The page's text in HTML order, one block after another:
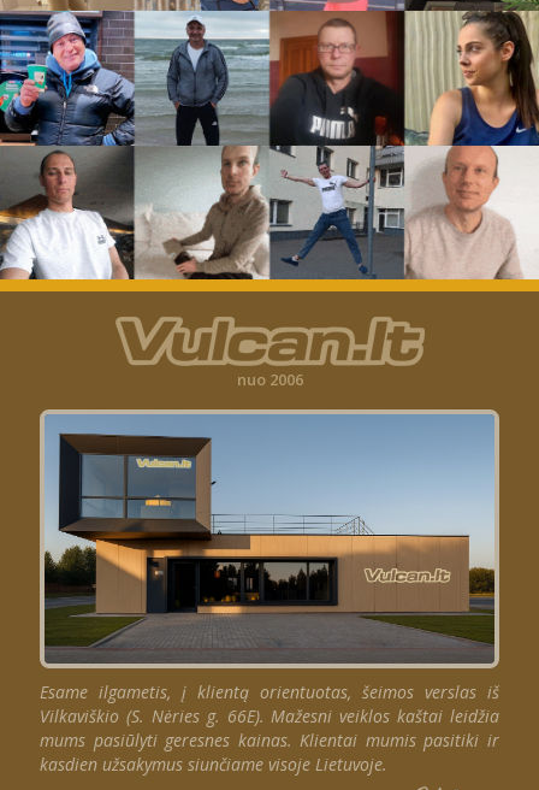
nuo 2006
Esame ilgametis, į klientą orientuotas, šeimos verslas iš
Vilkaviškio (S. Nėries g. 66E). Mažesni veiklos kaštai leidžia
mums pasiūlyti geresnes kainas. Klientai mumis pasitiki ir
kasdien užsakymus siunčiame visoje Lietuvoje.